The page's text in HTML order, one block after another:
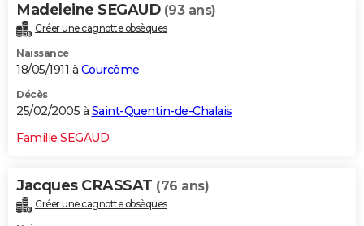
Madeleine SEGAUD (93 ans)
Créer une cagnotte obsèques
Naissance
18/05/1911 à Courcôme
Décès
25/02/2005 à Saint-Quentin-de-Chalais
Famille SEGAUD
Jacques CRASSAT (76 ans)
Créer une cagnotte obsèques